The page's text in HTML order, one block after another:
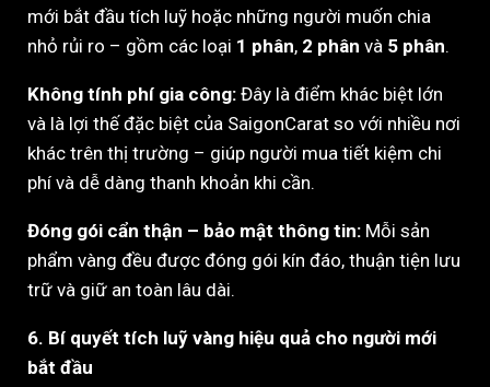
mới bắt đầu tích luỹ hoặc những người muốn chia
nhỏ rủi ro – gồm các loại 1 phân, 2 phân và 5 phân.
Không tính phí gia công: Đây là điểm khác biệt lớn
và là lợi thế đặc biệt của SaigonCarat so với nhiều nơi
khác trên thị trường – giúp người mua tiết kiệm chi
phí và dễ dàng thanh khoản khi cần.
Đóng gói cẩn thận – bảo mật thông tin: Mỗi sản
phẩm vàng đều được đóng gói kín đáo, thuận tiện lưu
trữ và giữ an toàn lâu dài.
6. Bí quyết tích luỹ vàng hiệu quả cho người mới
bắt đầu